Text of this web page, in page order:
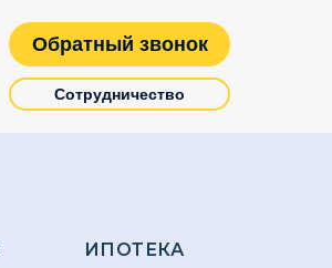
Обратный звонок
Сотрудничество
ИПОТЕКА